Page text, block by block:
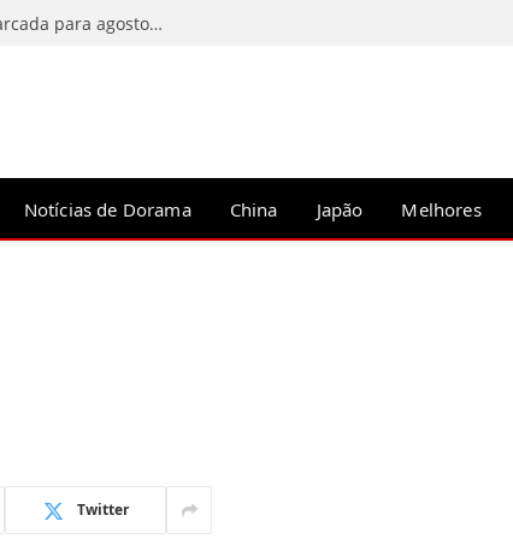
C-Drama Predestined Meeting tem estreia marcada para agosto de 2026
Notícias de Dorama China Japão Melhores
Twitter